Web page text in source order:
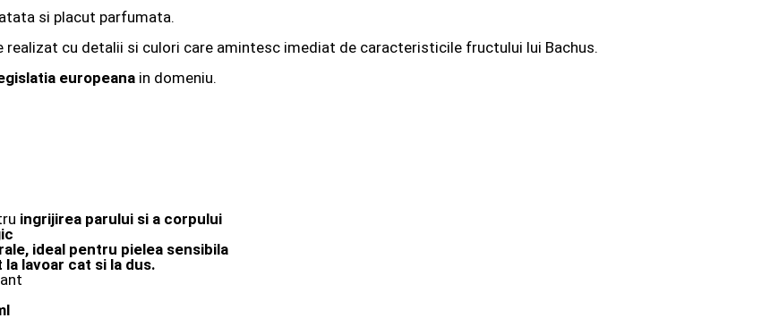
si placut parfumata.
cu detalii si culori care amintesc imediat de caracteristicile fructului lui Bachus.
europeana in domeniu.
ingrijirea parului si a corpului
ideal pentru pielea sensibila
lavoar cat si la dus.